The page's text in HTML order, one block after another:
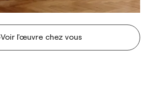
Voir l'œuvre chez vous